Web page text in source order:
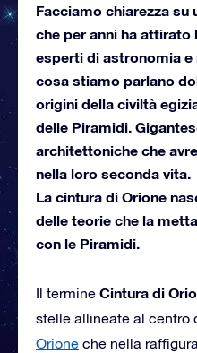
Facciamo chiarezza
che per anni ha attirato
esperti di astronomia e
cosa stiamo parlano
origini della civiltà
delle Piramidi.
architettoniche che
nella loro seconda vita.
La cintura di Orione
delle teorie che la
con le Piramidi.
Il termine Cintura di
stelle allineate al centro
Orione che nella